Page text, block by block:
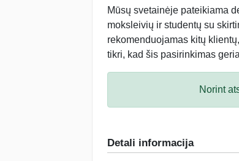
Mūsų svetainėje pateikiama
moksleivių ir studentų su
rekomenduojamas kitų
tikri, kad šis pasirinkimas
Norint
Detali informacija